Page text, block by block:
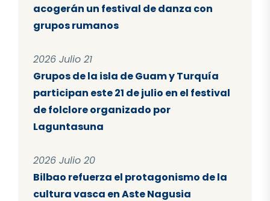
acogerán un festival de danza con
grupos rumanos
2026 Julio 21
Grupos de la isla de Guam y Turquía
participan este 21 de julio en el festival
de folclore organizado por
Laguntasuna
2026 Julio 20
Bilbao refuerza el protagonismo de la
cultura vasca en Aste Nagusia